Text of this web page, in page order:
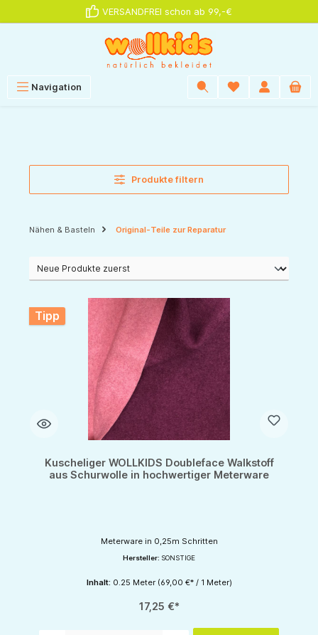
VERSANDFREI schon ab 99,-€
Navigation
Produkte filtern
Nähen & Basteln Original-Teile zur Reparatur
Tipp
Kuscheliger WOLLKIDS Doubleface Walkstoff
aus Schurwolle in hochwertiger Meterware
Meterware in 0,25m Schritten
Hersteller: SONSTIGE
Inhalt: 0.25 Meter (69,00 €* / 1 Meter)
17,25 €*